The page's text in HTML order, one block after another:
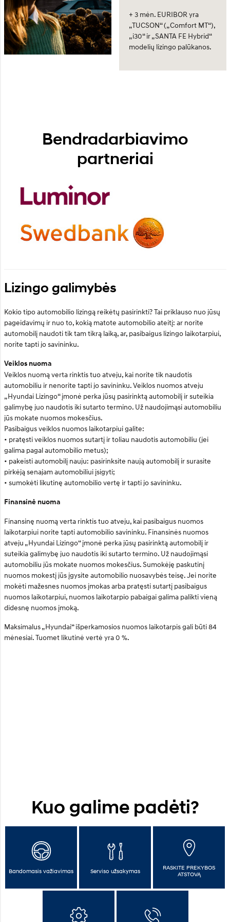
+ 3 mėn. EURIBOR yra
„TUCSON“ („Comfort MT“),
„i30“ ir „SANTA FE Hybrid“
modelių lizingo palūkanos.
Bendradarbiavimo
partneriai
Lizingo galimybės
Kokio tipo automobilio lizingą reikėtų pasirinkti? Tai priklauso nuo jūsų
pageidavimų ir nuo to, kokią matote automobilio ateitį: ar norite
automobilį naudoti tik tam tikrą laiką, ar, pasibaigus lizingo laikotarpiui,
norite tapti jo savininku.
Veiklos nuoma
Veiklos nuomą verta rinktis tuo atveju, kai norite tik naudotis
automobiliu ir nenorite tapti jo savininku. Veiklos nuomos atveju
„Hyundai Lizingo“ įmonė perka jūsų pasirinktą automobilį ir suteikia
galimybę juo naudotis iki sutarto termino. Už naudojimąsi automobiliu
jūs mokate nuomos mokesčius.
Pasibaigus veiklos nuomos laikotarpiui galite:
• pratęsti veiklos nuomos sutartį ir toliau naudotis automobiliu (jei
galima pagal automobilio metus);
• pakeisti automobilį nauju: pasirinksite naują automobilį ir surasite
pirkėją senajam automobiliui įsigyti;
• sumokėti likutinę automobilio vertę ir tapti jo savininku.
Finansinė nuoma
Finansinę nuomą verta rinktis tuo atveju, kai pasibaigus nuomos
laikotarpiui norite tapti automobilio savininku. Finansinės nuomos
atveju „Hyundai Lizingo“ įmonė perka jūsų pasirinktą automobilį ir
suteikia galimybę juo naudotis iki sutarto termino. Už naudojimąsi
automobiliu jūs mokate nuomos mokesčius. Sumokėję paskutinį
nuomos mokestį jūs įgysite automobilio nuosavybės teisę. Jei norite
mokėti mažesnes nuomos įmokas arba pratęsti sutartį pasibaigus
nuomos laikotarpiui, nuomos laikotarpio pabaigai galima palikti vieną
didesnę nuomos įmoką.
Maksimalus „Hyundai“ išperkamosios nuomos laikotarpis gali būti 84
mėnesiai. Tuomet likutinė vertė yra 0 %.
Kuo galime padėti?
Bandomasis važiavimas Serviso užsakymas
RASKITE PREKYBOS
ATSTOVĄ